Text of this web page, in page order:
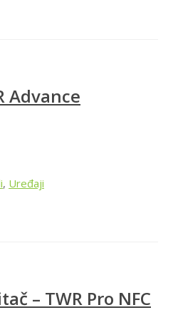
Advance
, Uređaji
– TWR Pro NFC